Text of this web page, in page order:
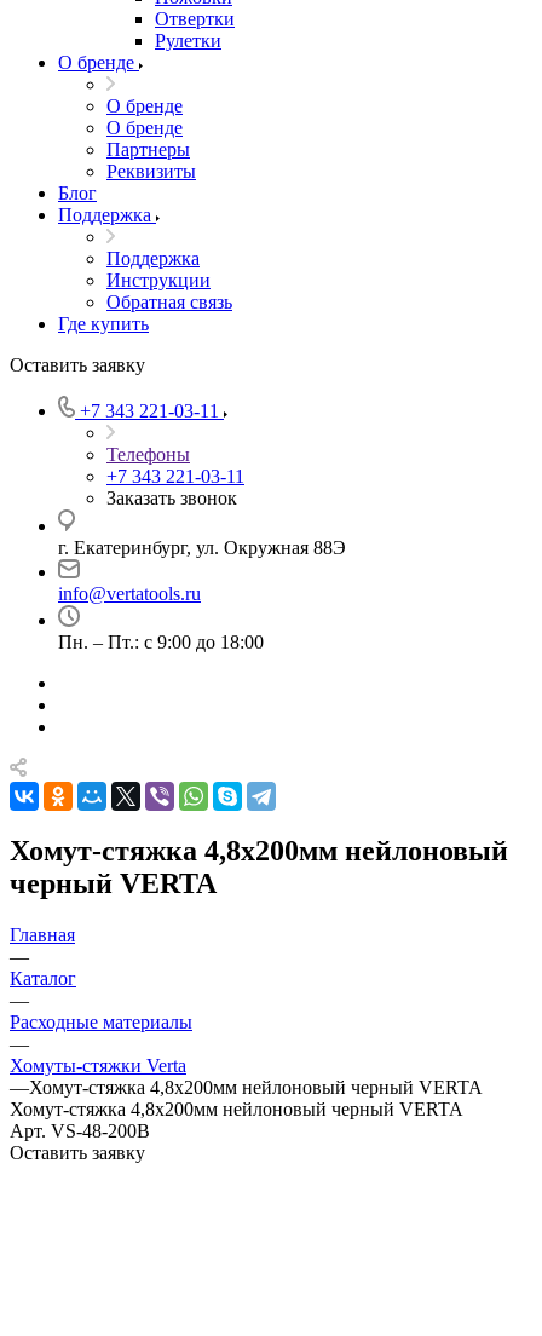
Отвертки
Рулетки
О бренде
О бренде
О бренде
Партнеры
Реквизиты
Блог
Поддержка
Поддержка
Инструкции
Обратная связь
Где купить
Оставить заявку
+7 343 221-03-11
Телефоны
+7 343 221-03-11
Заказать звонок
г. Екатеринбург, ул. Окружная 88Э
info@vertatools.ru
Пн. – Пт.: с 9:00 до 18:00
Хомут-стяжка 4,8х200мм нейлоновый
черный VERTA
Главная
—
Каталог
—
Расходные материалы
—
Хомуты-стяжки Verta
—Хомут-стяжка 4,8х200мм нейлоновый черный VERTA
Хомут-стяжка 4,8х200мм нейлоновый черный VERTA
Арт. VS-48-200B
Оставить заявку